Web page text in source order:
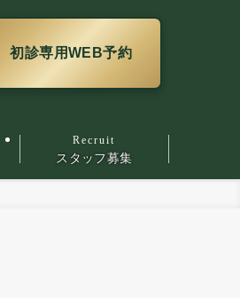
初診専用WEB予約
スタッフ募集